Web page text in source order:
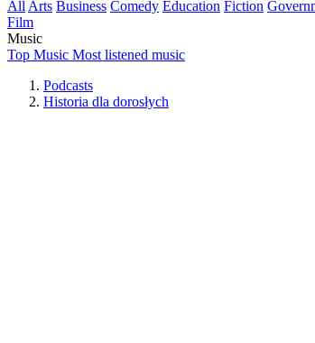
All Arts Business Comedy Education Fiction
Film
Music
Top Music Most listened music
Podcasts
Historia dla dorosłych